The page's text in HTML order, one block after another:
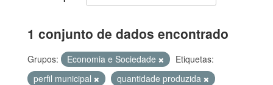
1 conjunto de dados encontrado
Grupos: Economia e Sociedade
Etiquetas:
perfil municipal
quantidade produzida